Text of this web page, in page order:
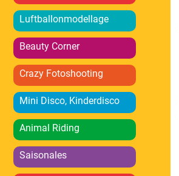
Luftballonmodellage
Beauty Corner
Crazy Fotoshooting
Mini Disco, Kinderdisco
Animal Riding
Saisonales